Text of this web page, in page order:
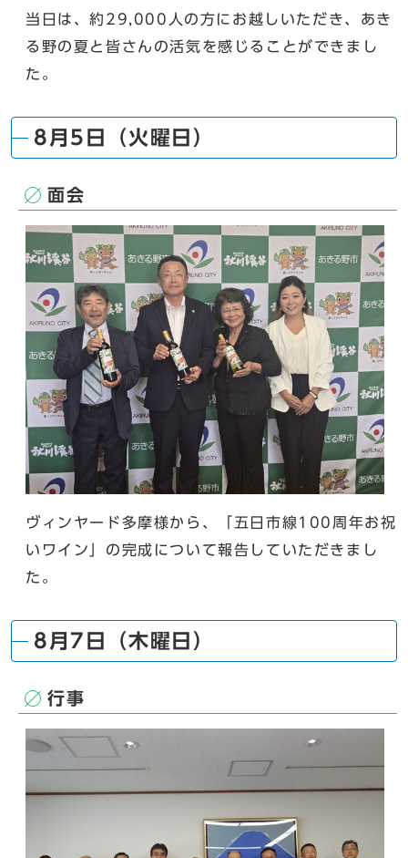
当日は、約29,000人の方にお越しいただき、あき
る野の夏と皆さんの活気を感じることができまし
た。
8月5日（火曜日）
面会
ヴィンヤード多摩様から、「五日市線100周年お祝
いワイン」の完成について報告していただきまし
た。
8月7日（木曜日）
行事